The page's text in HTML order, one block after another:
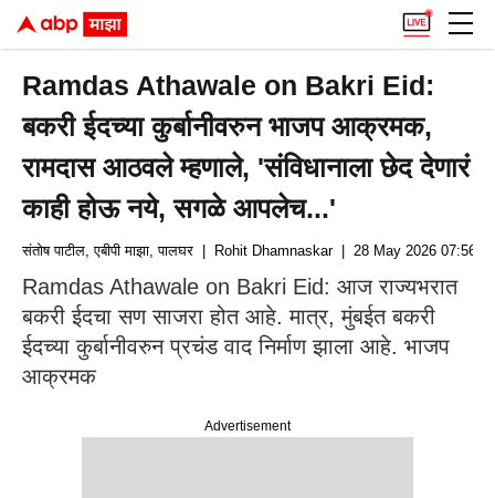
Ramdas Athawale on Bakri Eid:
बकरी ईदच्या कुर्बानीवरुन भाजप आक्रमक,
रामदास आठवले म्हणाले, 'संविधानाला छेद देणारं
काही होऊ नये, सगळे आपलेच...'
Advertisement
संतोष पाटील, एबीपी माझा, पालघर | Rohit Dhamnaskar| 28 May 2026 07:56
Ramdas Athawale on Bakri Eid: आज राज्यभरात
बकरी ईदचा सण साजरा होत आहे. मात्र, मुंबईत बकरी
ईदच्या कुर्बानीवरुन प्रचंड वाद निर्माण झाला आहे. भाजप
आक्रमक